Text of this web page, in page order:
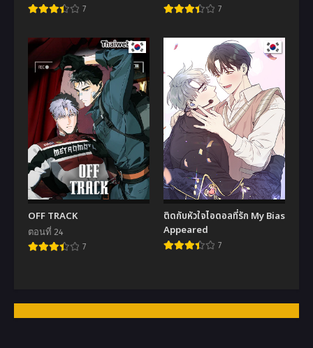
7 7
OFF TRACK
ตอนที่ 24
7
ติดกับหัวใจไอดอลที่รัก My Bias
Appeared
7